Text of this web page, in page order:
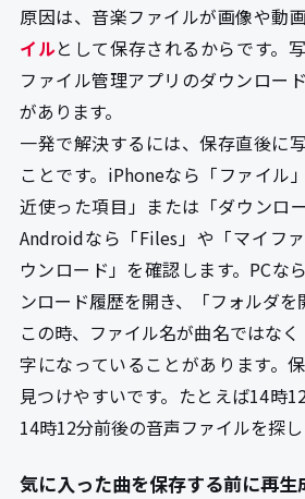
原因は、音楽ファイルが画像や動
イルとして保存されるからです。
ファイル管理アプリのダウンロー
があります。
一発で解決するには、保存直後に
ことです。iPhoneなら「ファイル
近使った項目」または「ダウンロ
Androidなら「Files」や「マイフ
ウンロード」を確認します。PCな
ンロード履歴を開き、「フォルダを
この時、ファイル名が曲名ではな
字になっていることがあります。
見つけやすいです。たとえば14時
14時12分前後の音声ファイルを探し
気に入った曲を保存する前に再生